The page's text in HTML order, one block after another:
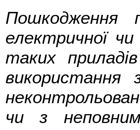
Пошкодження
електричної чи
таких
використання
чи з